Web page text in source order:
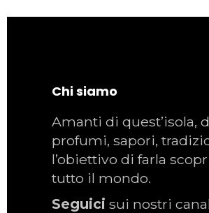
Chi siamo
Amanti di quest’isola,
profumi, sapori,
l’obiettivo di farla
tutto il mondo.
Seguici sui nostri